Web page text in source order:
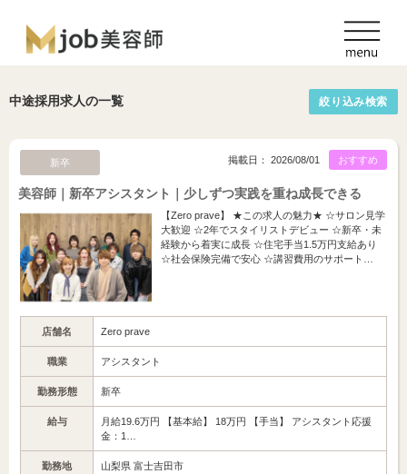
中途採用求人の一覧 絞り込み検索
新卒 おすすめ
掲載日： 2026/08/01
美容師｜新卒アシスタント｜少しずつ実践を重ね成長できる
【Zero prave】 ★この求人の魅力★ ☆サロン見学
大歓迎 ☆2年でスタイリストデビュー ☆新卒・未
経験から着実に成長 ☆住宅手当1.5万円支給あり
☆社会保険完備で安心 ☆講習費用のサポート…
店舗名 Zero prave
職業 アシスタント
勤務形態 新卒
給与
月給19.6万円 【基本給】 18万円 【手当】 アシスタント応援
金：1…
勤務地 山梨県 富士吉田市